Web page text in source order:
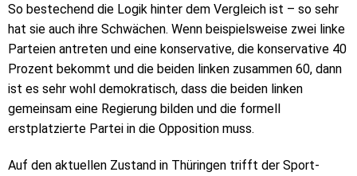
So bestechend die Logik hinter dem Vergleich ist – so sehr
hat sie auch ihre Schwächen. Wenn beispielsweise zwei linke
Parteien antreten und eine konservative, die konservative 40
Prozent bekommt und die beiden linken zusammen 60, dann
ist es sehr wohl demokratisch, dass die beiden linken
gemeinsam eine Regierung bilden und die formell
erstplatzierte Partei in die Opposition muss.
Auf den aktuellen Zustand in Thüringen trifft der Sport-